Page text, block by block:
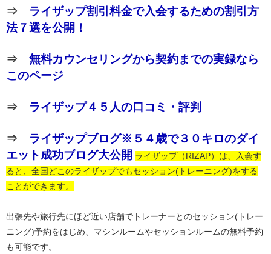
⇒ ライザップ割引料金で入会するための割引方
法７選を公開！
⇒ 無料カウンセリングから契約までの実録なら
このページ
⇒ ライザップ４５人の口コミ・評判
⇒ ライザップブログ※５４歳で３０キロのダイ
エット成功ブログ大公開 ライザップ（RIZAP）は、入会す
ると、全国どこのライザップでもセッション(トレーニング)をする
ことができます。
出張先や旅行先にほど近い店舗でトレーナーとのセッション(トレー
ニング)予約をはじめ、マシンルームやセッションルームの無料予約
も可能です。